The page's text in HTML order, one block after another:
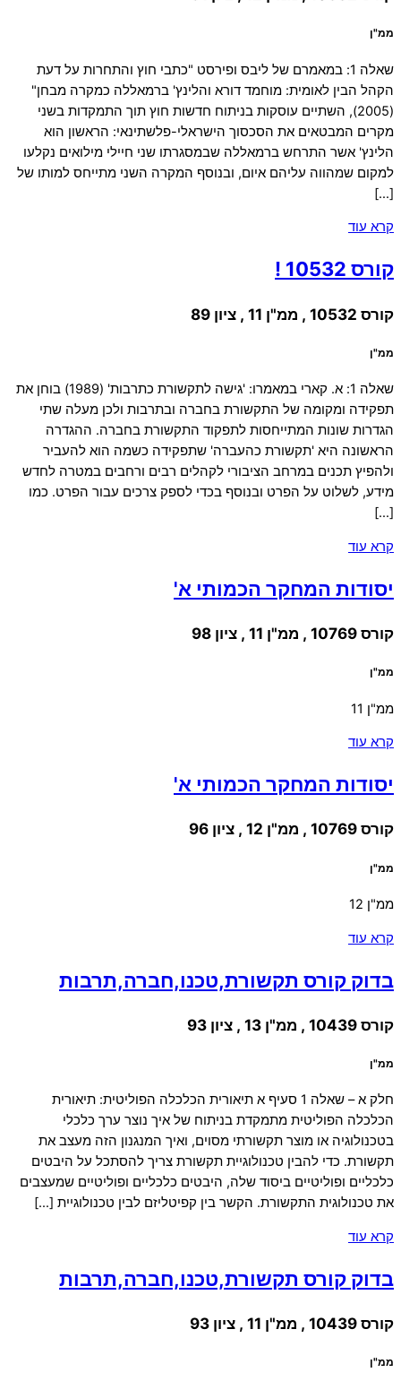
ממ"ן
שאלה 1: במאמרם של ליבס ופירסט "כתבי חוץ והתחרות על דעת
הקהל הבין לאומית: מוחמד דורא והלינץ' ברמאללה כמקרה מבחן"
(2005), השתיים עוסקות בניתוח חדשות חוץ תוך התמקדות בשני
מקרים המבטאים את הסכסוך הישראלי-פלשתינאי: הראשון הוא
הלינץ' אשר התרחש ברמאללה שבמסגרתו שני חיילי מילואים נקלעו
למקום שמהווה עליהם איום, ובנוסף המקרה השני מתייחס למותו של
[…]
קרא עוד
קורס 10532 !
קורס 10532 , ממ"ן 11 , ציון 89
ממ"ן
שאלה 1: א. קארי במאמרו: 'גישה לתקשורת כתרבות' (1989) בוחן את
תפקידה ומקומה של התקשורת בחברה ובתרבות ולכן מעלה שתי
הגדרות שונות המתייחסות לתפקוד התקשורת בחברה. ההגדרה
הראשונה היא 'תקשורת כהעברה' שתפקידה כשמה הוא להעביר
ולהפיץ תכנים במרחב הציבורי לקהלים רבים ורחבים במטרה לחדש
מידע, לשלוט על הפרט ובנוסף בכדי לספק צרכים עבור הפרט. כמו
[…]
קרא עוד
יסודות המחקר הכמותי א'
קורס 10769 , ממ"ן 11 , ציון 98
ממ"ן
ממ"ן 11
קרא עוד
יסודות המחקר הכמותי א'
קורס 10769 , ממ"ן 12 , ציון 96
ממ"ן
ממ"ן 12
קרא עוד
בדוק קורס תקשורת,טכנו,חברה,תרבות
קורס 10439 , ממ"ן 13 , ציון 93
ממ"ן
חלק א – שאלה 1 סעיף א תיאורית הכלכלה הפוליטית: תיאורית
הכלכלה הפוליטית מתמקדת בניתוח של איך נוצר ערך כלכלי
בטכנולוגיה או מוצר תקשורתי מסוים, ואיך המנגנון הזה מעצב את
תקשורת. כדי להבין טכנולוגיית תקשורת צריך להסתכל על היבטים
כלכליים ופוליטיים ביסוד שלה, היבטים כלכליים ופוליטיים שמעצבים
את טכנולוגית התקשורת. הקשר בין קפיטליזם לבין טכנולוגיית […]
קרא עוד
בדוק קורס תקשורת,טכנו,חברה,תרבות
קורס 10439 , ממ"ן 11 , ציון 93
ממ"ן